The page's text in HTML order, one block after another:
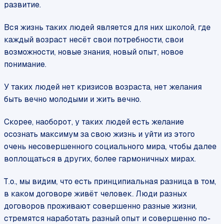
развитие.
Вся жизнь таких людей является для них школой, где
каждый возраст несёт свои потребности, свои
возможности, новые знания, новый опыт, новое
понимание.
У таких людей нет кризисов возраста, нет желания
быть вечно молодыми и жить вечно.
Скорее, наоборот, у таких людей есть желание
осознать максимум за свою жизнь и уйти из этого
очень несовершенного социального мира, чтобы далее
воплощаться в других, более гармоничных мирах.
Т.о., мы видим, что есть принципиальная разница в том,
в каком договоре живёт человек. Люди разных
договоров проживают совершенно разные жизни,
стремятся наработать разный опыт и совершенно по-